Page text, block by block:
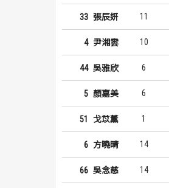
33 張辰妍 11
4 尹湘雲 10
44 吳雅欣 6
5 顏嘉美 6
51 戈苡薰 1
6 方曉晴 14
66 吳念慈 14